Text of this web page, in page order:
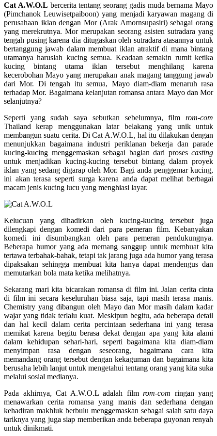
Cat A.W.O.L bercerita tentang seorang gadis muda bernama Mayo
(Pimchanok Leuwisetpaiboon) yang menjadi karyawan magang di
perusahaan iklan dengan Mor (Arak Amornsupasiri) sebagai orang
yang merekrutnya. Mor merupakan seorang asisten sutradara yang
tengah pusing karena dia ditugaskan oleh sutradara atasannya untuk
bertanggung jawab dalam membuat iklan atraktif di mana bintang
utamanya haruslah kucing semua. Keadaan semakin rumit ketika
kucing bintang utama iklan tersebut menghilang karena
kecerobohan Mayo yang merupakan anak magang tanggung jawab
dari Mor. Di tengah itu semua, Mayo diam-diam menaruh rasa
terhadap Mor. Bagaimana kelanjutan romansa antara Mayo dan Mor
selanjutnya?
Seperti yang sudah saya sebutkan sebelumnya, film rom-com
Thailand kerap menggunakan latar belakang yang unik untuk
membangun suatu cerita. Di Cat A.W.O.L, hal itu dilakukan dengan
menunjukkan bagaimana industri periklanan bekerja dan parade
kucing-kucing menggemaskan sebagai bagian dari proses casting
untuk menjadikan kucing-kucing tersebut bintang dalam proyek
iklan yang sedang digarap oleh Mor. Bagi anda penggemar kucing,
ini akan terasa seperti surga karena anda dapat melihat berbagai
macam jenis kucing lucu yang menghiasi layar.
Kelucuan yang dihadirkan oleh kucing-kucing tersebut juga
dilengkapi dengan komedi dari para pemeran film. Kebanyakan
komedi ini disumbangkan oleh para pemeran pendukungnya.
Beberapa humor yang ada memang sanggup untuk membuat kita
tertawa terbahak-bahak, tetapi tak jarang juga ada humor yang terasa
dipaksakan sehingga membuat kita hanya dapat mendengus dan
memutarkan bola mata ketika melihatnya.
Sekarang mari kita bicarakan romansa di film ini. Jalan cerita cinta
di film ini secara keseluruhan biasa saja, tapi masih terasa manis.
Chemistry yang dibangun oleh Mayo dan Mor masih dalam kadar
wajar yang tidak terlalu kuat. Meskipun begitu, ada beberapa detail
dan hal kecil dalam cerita percintaan sederhana ini yang terasa
memikat karena begitu berasa dekat dengan apa yang kita alami
dalam kehidupan sehari-hari, seperti bagaimana kita diam-diam
menyimpan rasa dengan seseorang, bagaimana cara kita
memandang orang tersebut dengan kekaguman dan bagaimana kita
berusaha lebih lanjut untuk mengetahui tentang orang yang kita suka
melalui sosial medianya.
Pada akhirnya, Cat A.W.O.L adalah film rom-com ringan yang
menawarkan cerita romansa yang manis dan sederhana dengan
kehadiran makhluk berbulu menggemaskan sebagai salah satu daya
tariknya yang juga siap memberikan anda beberapa guyonan renyah
untuk dinikmati.